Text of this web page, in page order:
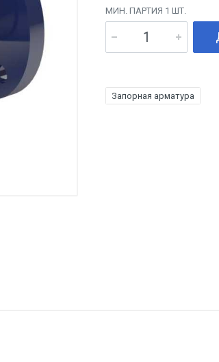
МИН. ПАРТИЯ 1 ШТ.
Запорная арматура